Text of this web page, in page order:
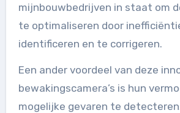
mijnbouwbedrijven in staat om
te optimaliseren door
identificeren en te corrigeren.
Een ander voordeel van deze
bewakingscamera’s is hun
mogelijke gevaren te